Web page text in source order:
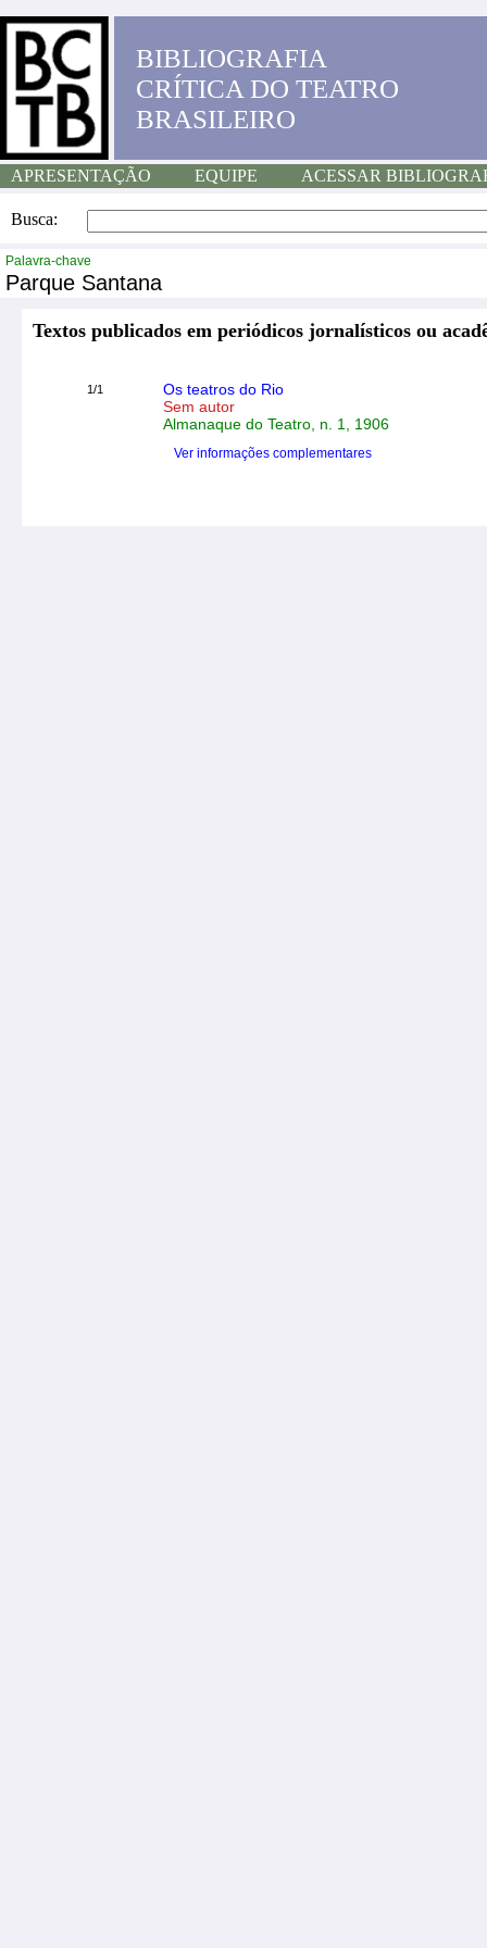
BIBLIOGRAFIA
CRÍTICA DO TEATRO
BRASILEIRO
APRESENTAÇÃO EQUIPE ACESSAR
Busca:
Palavra-chave
Parque Santana
Textos publicados em periódicos jornalísticos ou
1/1
Os teatros do Rio
Sem autor
Almanaque do Teatro, n. 1, 1906
Ver informações complementares